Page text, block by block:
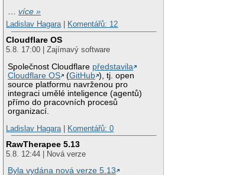
…více »
Ladislav Hagara| Komentářů: 12
Cloudflare OS
5.8. 17:00 | Zajímavý software
Společnost Cloudflare představila
Cloudflare OS
(GitHub ), tj. open
source platformu navrženou pro
integraci umělé inteligence (agentů)
přímo do pracovních procesů
organizací.
Ladislav Hagara| Komentářů: 0
RawTherapee 5.13
5.8. 12:44 | Nová verze
Byla vydána nová verze 5.13